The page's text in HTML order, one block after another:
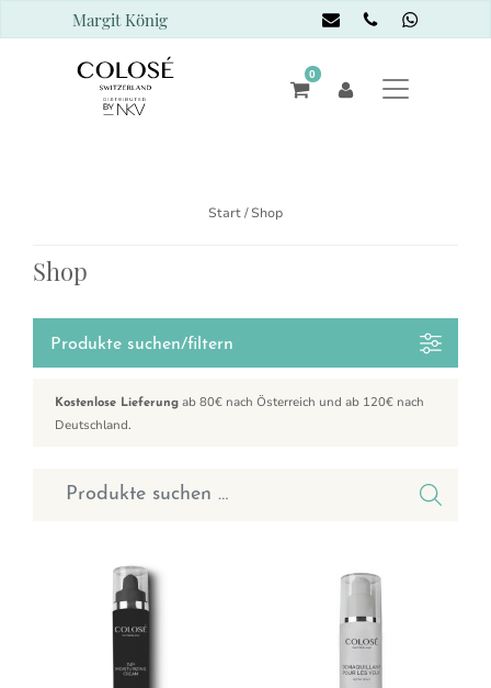
Margit König
0
Start/ Shop
Shop
Produkte suchen/filtern
Kostenlose Lieferung ab 80€ nach Österreich und ab 120€ nach
Deutschland.
Suchen nach: